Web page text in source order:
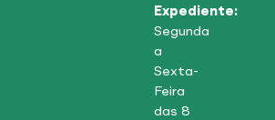
Expediente:
Segunda
a
Sexta-
Feira
das 8